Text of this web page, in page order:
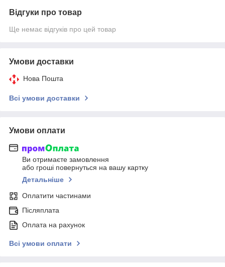
Відгуки про товар
Ще немає відгуків про цей товар
Умови доставки
Нова Пошта
Всі умови доставки
Умови оплати
Ви отримаєте замовлення
або гроші повернуться на вашу картку
Детальніше
Оплатити частинами
Післяплата
Оплата на рахунок
Всі умови оплати